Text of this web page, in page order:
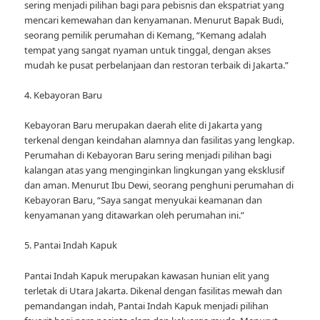
sering menjadi pilihan bagi para pebisnis dan ekspatriat yang
mencari kemewahan dan kenyamanan. Menurut Bapak Budi,
seorang pemilik perumahan di Kemang, “Kemang adalah
tempat yang sangat nyaman untuk tinggal, dengan akses
mudah ke pusat perbelanjaan dan restoran terbaik di Jakarta.”
4. Kebayoran Baru
Kebayoran Baru merupakan daerah elite di Jakarta yang
terkenal dengan keindahan alamnya dan fasilitas yang lengkap.
Perumahan di Kebayoran Baru sering menjadi pilihan bagi
kalangan atas yang menginginkan lingkungan yang eksklusif
dan aman. Menurut Ibu Dewi, seorang penghuni perumahan di
Kebayoran Baru, “Saya sangat menyukai keamanan dan
kenyamanan yang ditawarkan oleh perumahan ini.”
5. Pantai Indah Kapuk
Pantai Indah Kapuk merupakan kawasan hunian elit yang
terletak di Utara Jakarta. Dikenal dengan fasilitas mewah dan
pemandangan indah, Pantai Indah Kapuk menjadi pilihan